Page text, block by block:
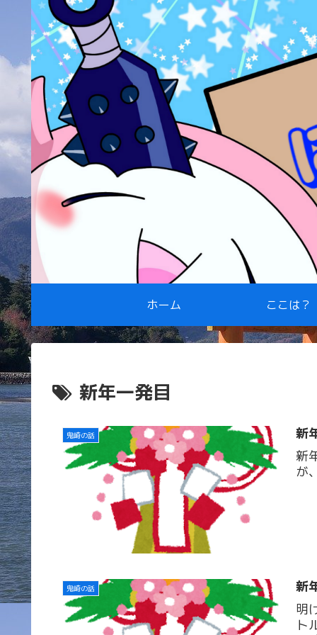
ホーム ここは？
新年一発目
鬼崎の話
新
新
が
鬼崎の話
新
明
ト